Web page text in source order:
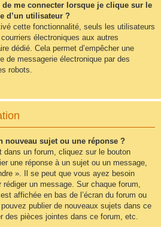
de me connecter lorsque je clique sur le
d’un utilisateur ?
cette fonctionnalité, seuls les utilisateurs
électroniques aux autres
dédié. Cela permet d’empêcher une
de messagerie électronique par des
robots.
nouveau sujet ou une réponse ?
dans un forum, cliquez sur le bouton
une réponse à un sujet ou un message,
». Il se peut que vous ayez besoin
un message. Sur chaque forum,
affichée en bas de l’écran du forum ou
publier de nouveaux sujets dans ce
des pièces jointes dans ce forum, etc.